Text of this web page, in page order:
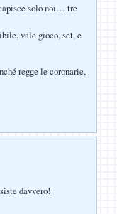
solo noi… tre
vale gioco, set, e
regge le coronarie,
davvero!